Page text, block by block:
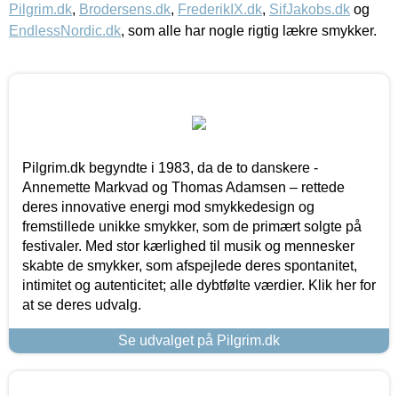
Pilgrim.dk, Brodersens.dk, FrederikIX.dk, SifJakobs.dk og
EndlessNordic.dk, som alle har nogle rigtig lækre smykker.
Pilgrim.dk begyndte i 1983, da de to danskere -
Annemette Markvad og Thomas Adamsen – rettede
deres innovative energi mod smykkedesign og
fremstillede unikke smykker, som de primært solgte på
festivaler. Med stor kærlighed til musik og mennesker
skabte de smykker, som afspejlede deres spontanitet,
intimitet og autenticitet; alle dybtfølte værdier. Klik her for
at se deres udvalg.
Se udvalget på Pilgrim.dk